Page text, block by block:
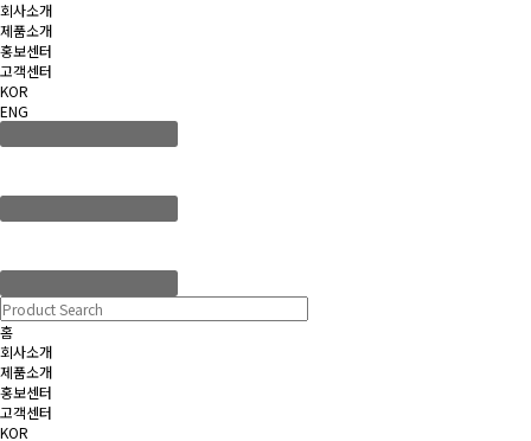
회사소개
제품소개
홍보센터
고객센터
KOR
ENG
홈
회사소개
제품소개
홍보센터
고객센터
KOR